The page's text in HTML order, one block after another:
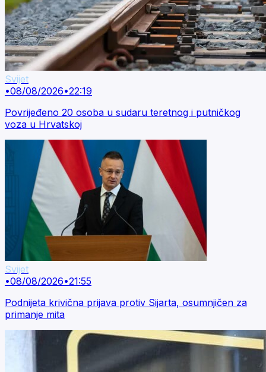
Svijet
•08/08/2026•22:19
Povrijeđeno 20 osoba u sudaru teretnog i putničkog
voza u Hrvatskoj
Svijet
•08/08/2026•21:55
Podnijeta krivična prijava protiv Sijarta, osumnjičen za
primanje mita